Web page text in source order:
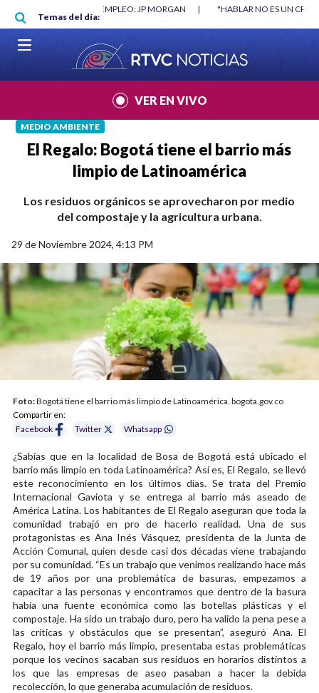
Pasar al contenido principal
Temas del día:
"HABLAR NO ES UN CRIMEN": CARTA DE BETO CORAL |
VER EN VIVO
MEDIO AMBIENTE
El Regalo: Bogotá tiene el barrio más
limpio de Latinoamérica
Los residuos orgánicos se aprovecharon por medio
del compostaje y la agricultura urbana.
29 de Noviembre 2024, 4:13 PM
Foto:Bogotá tiene el barrio más limpio de Latinoamérica. bogota.gov.co
Compartir en:
Facebook
Twitter Whatsapp
¿Sabías que en la localidad de Bosa de Bogotá está ubicado el
barrio más limpio en toda Latinoamérica? Así es, El Regalo, se llevó
este reconocimiento en los últimos días. Se trata del Premio
Internacional Gaviota y se entrega al barrio más aseado de
América Latina. Los habitantes de El Regalo aseguran que toda la
comunidad trabajó en pro de hacerlo realidad. Una de sus
protagonistas es Ana Inés Vásquez, presidenta de la Junta de
Acción Comunal, quien desde casi dos décadas viene trabajando
por su comunidad. “Es un trabajo que venimos realizando hace más
de 19 años por una problemática de basuras, empezamos a
capacitar a las personas y encontramos que dentro de la basura
había una fuente económica como las botellas plásticas y el
compostaje. Ha sido un trabajo duro, pero ha valido la pena pese a
las críticas y obstáculos que se presentan”, aseguró Ana. El
Regalo, hoy el barrio más limpio, presentaba estas problemáticas
porque los vecinos sacaban sus residuos en horarios distintos a
los que las empresas de aseo pasaban a hacer la debida
recolección, lo que generaba acumulación de residuos.